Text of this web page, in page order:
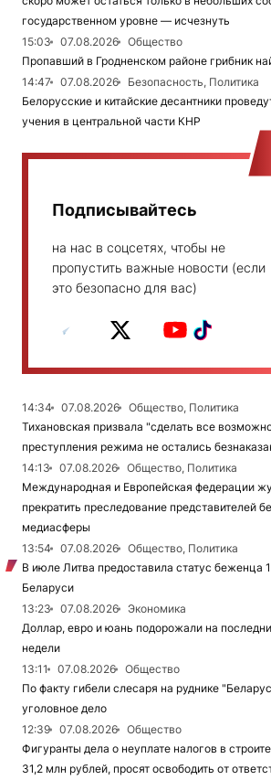
государственном уровне — исчезнуть
15:03
07.08.2026
Общество
Пропавший в Гродненском районе грибник
14:47
07.08.2026
Безопасность, Политика
Белорусские и китайские десантники
учения в центральной части КНР
Подписывайтесь
на нас в соцсетях, чтобы не
пропустить важные новости (если
это безопасно для вас)
14:34 07.08.2026
Общество, Политика
Тихановская призвала "сделать все
преступления режима не остались
14:13
07.08.2026
Общество, Политика
Международная и Европейская федерации
прекратить преследование представителей
медиасферы
13:54
07.08.2026
Общество, Политика
В июле Литва предоставила статус беженца
Беларуси
13:23
07.08.2026
Экономика
Доллар, евро и юань подорожали на
недели
13:11
07.08.2026
Общество
По факту гибели слесаря на руднике
уголовное дело
12:39
07.08.2026
Общество
Фигуранты дела о неуплате налогов в
31,2 млн рублей, просят освободить от